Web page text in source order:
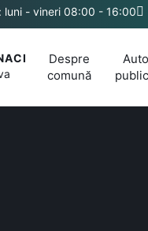
luni - vineri 08:00 - 16:00
Despre
comună